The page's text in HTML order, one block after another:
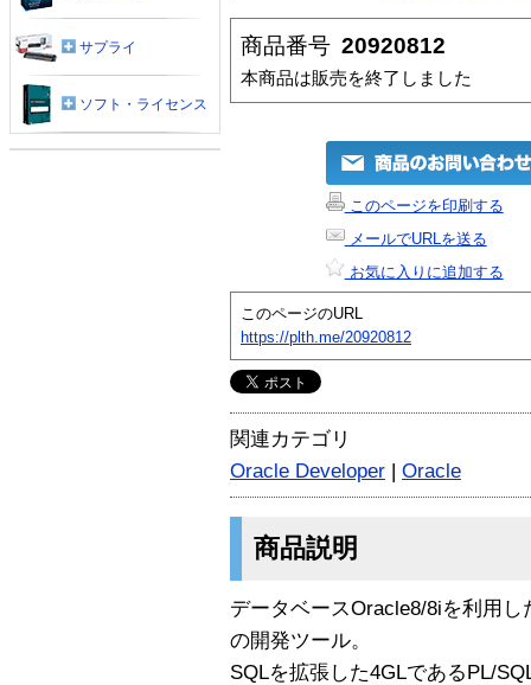
商品番号 20920812
本商品は販売を終了しました
このページを印刷する
メールでURLを送る
お気に入りに追加する
このページのURL
https://plth.me/20920812
関連カテゴリ
Oracle Developer | Oracle
商品説明
データベースOracle8/8iを利用
の開発ツール。
SQLを拡張した4GLであるPL/
サプライ
ソフト・ライセンス